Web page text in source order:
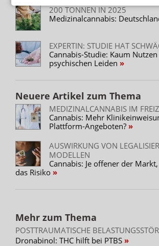
200 TONNEN IN 2025
Medizinalcannabis:
EXPERTIN: STUDIE HAT
Cannabis-Studie: Kaum
psychischen Leiden
Neuere Artikel zum Thema
MEDIZINALCANNABIS IM
Cannabis: Mehr
Plattform-Angeboten?
AUSWIRKUNG VON
MODELLEN
Cannabis: Je offener der
das Risiko
Mehr zum Thema
POSTTRAUMATISCHE
Dronabinol: THC hilft bei PTBS